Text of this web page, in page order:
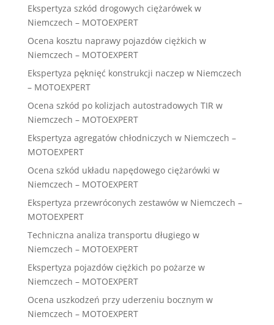
Ekspertyza szkód drogowych ciężarówek w
Niemczech – MOTOEXPERT
Ocena kosztu naprawy pojazdów ciężkich w
Niemczech – MOTOEXPERT
Ekspertyza pęknięć konstrukcji naczep w Niemczech
– MOTOEXPERT
Ocena szkód po kolizjach autostradowych TIR w
Niemczech – MOTOEXPERT
Ekspertyza agregatów chłodniczych w Niemczech –
MOTOEXPERT
Ocena szkód układu napędowego ciężarówki w
Niemczech – MOTOEXPERT
Ekspertyza przewróconych zestawów w Niemczech –
MOTOEXPERT
Techniczna analiza transportu długiego w
Niemczech – MOTOEXPERT
Ekspertyza pojazdów ciężkich po pożarze w
Niemczech – MOTOEXPERT
Ocena uszkodzeń przy uderzeniu bocznym w
Niemczech – MOTOEXPERT